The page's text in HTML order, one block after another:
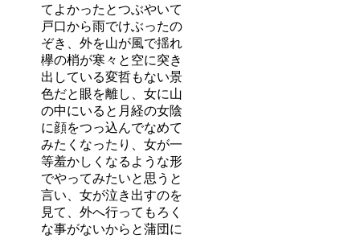
てよかったとつぶやいて
戸口から雨でけぶったの
ぞき、外を山が風で揺れ
欅の梢が寒々と空に突き
出している変哲もない景
色だと眼を離し、女に山
の中にいると月経の女陰
に顔をつっ込んでなめて
みたくなったり、女が一
等羞かしくなるような形
でやってみたいと思うと
言い、女が泣き出すのを
見て、外へ行ってもろく
な事がないからと蒲団に